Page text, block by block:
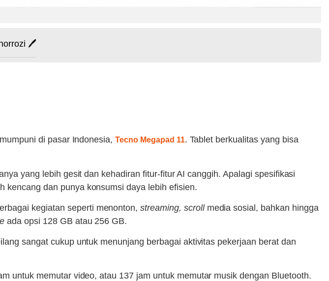
🖊️
di pasar Indonesia,Tecno Megapad 11. Tablet berkualitas yang bisa
yang lebih gesit dan kehadiran fitur-fitur AI canggih. Apalagi spesifikasi
kencang dan punya konsumsi daya lebih efisien.
kegiatan seperti menonton,streaming, scrollmedia sosial, bahkan hingga
ada opsi 128 GB atau 256 GB.
sangat cukup untuk menunjang berbagai aktivitas pekerjaan berat dan
untuk memutar video, atau 137 jam untuk memutar musik dengan Bluetooth.